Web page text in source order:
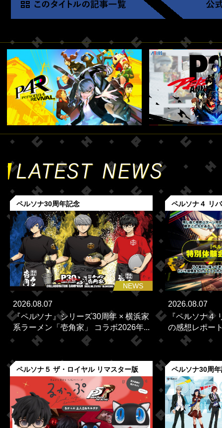
ペルソナ30周年記念
NEWS
2026.08.07
『ペルソナ』シリーズ30周年 × 横浜家
系ラーメン「壱角家」 コラボ2026年...
ペルソナ４ リ
2026.08.07
『ペルソナ４
の感想レポー
ペルソナ５ ザ・ロイヤル リマスター版 ペルソナ30周